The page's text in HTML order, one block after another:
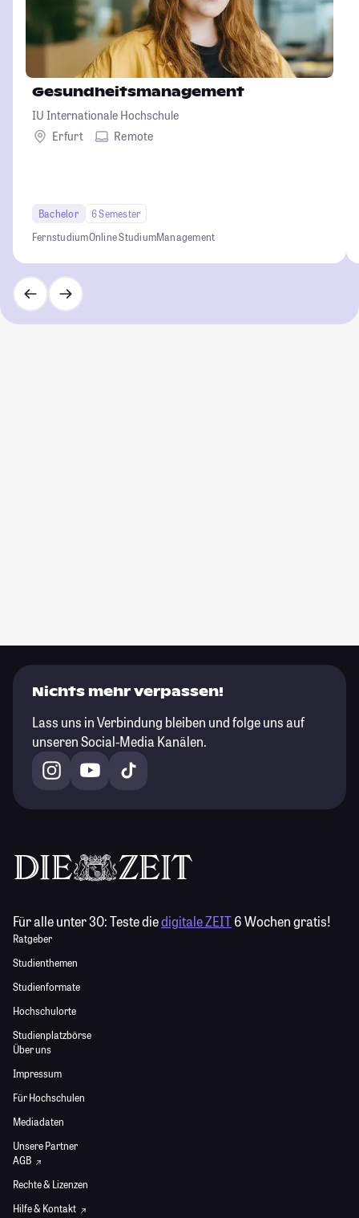
Gesundheitsmanagement
IU Internationale Hochschule
Erfurt
Remote
Bachelor
6 Semester
FernstudiumOnline StudiumManagement
Nichts mehr verpassen!
Lass uns in Verbindung bleiben und folge uns auf
unseren Social-Media Kanälen.
Für alle unter 30:Teste diedigitale ZEIT6 Wochen gratis!
Ratgeber
Studienthemen
Studienformate
Hochschulorte
Studienplatzbörse
Über uns
Impressum
Für Hochschulen
Mediadaten
Unsere Partner
AGB
Rechte & Lizenzen
Hilfe & Kontakt